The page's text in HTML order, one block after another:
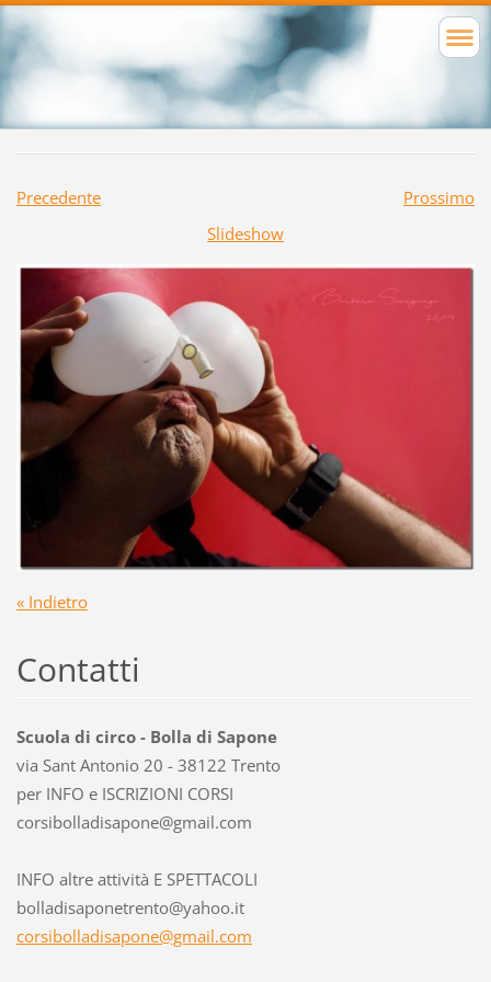
Precedente
Prossimo
Slideshow
« Indietro
Contatti
Scuola di circo - Bolla di Sapone
via Sant Antonio 20 - 38122 Trento
per INFO e ISCRIZIONI CORSI
corsibolladisapone@gmail.com
INFO altre attività E SPETTACOLI
bolladisaponetrento@yahoo.it
corsibolladisapone@gmail.com